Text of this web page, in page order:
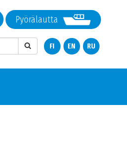
Pyörälautta
FI EN RU